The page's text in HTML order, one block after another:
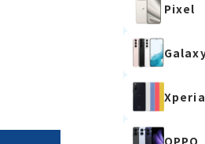
Pixel
Xperia
OPPO